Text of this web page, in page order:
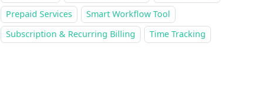
Prepaid Services
Smart Workflow Tool
Subscription & Recurring Billing
Time Tracking